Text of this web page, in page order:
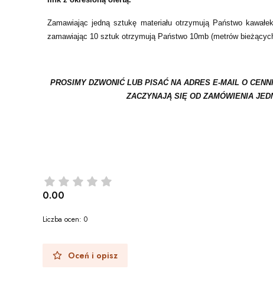
Zamawiając jedną sztukę materiału otrzymują Państwo
zamawiając 10 sztuk otrzymują Państwo 10mb (metrów
PROSIMY DZWONIĆ LUB PISAĆ NA ADRES E-MAIL O
ZACZYNAJĄ SIĘ OD ZAMÓWIENIA
0.00
Liczba ocen: 0
Oceń i opisz